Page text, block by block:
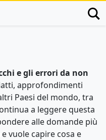
e gli errori da non
approfondimenti
Paesi del mondo, tra
a leggere questa
alle domande più
vuole capire cosa e